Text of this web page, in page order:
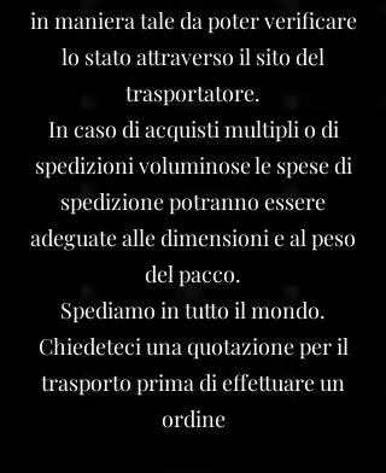
in maniera tale da poter verificare
lo stato attraverso il sito del
trasportatore.
In caso di acquisti multipli o di
spedizioni voluminose le spese di
spedizione potranno essere
adeguate alle dimensioni e al peso
del pacco.
Spediamo in tutto il mondo.
Chiedeteci una quotazione per il
trasporto prima di effettuare un
ordine